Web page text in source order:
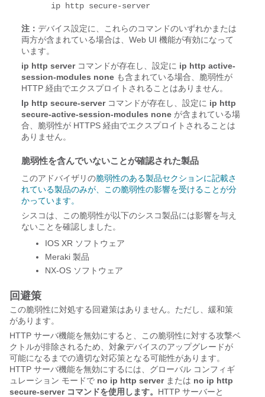
ip http secure-server
注： デバイス設定に、これらのコマンドのいずれかまたは
両方が含まれている場合は、Web UI 機能が有効になって
います。
ip http serverコマンドが存在し、設定に ip http active-
session-modules none も含まれている場合、脆弱性が
HTTP 経由でエクスプロイトされることはありません。
Ip http secure-serverコマンドが存在し、設定に ip http
secure-active-session-modules none が含まれている場
合、脆弱性が HTTPS 経由でエクスプロイトされることは
ありません。
脆弱性を含んでいないことが確認された製品
このアドバイザリの脆弱性のある製品セクションに記載さ
れている製品のみが、この脆弱性の影響を受けることが分
かっています。
シスコは、この脆弱性が以下のシスコ製品には影響を与え
ないことを確認しました。
IOS XR ソフトウェア
Meraki 製品
NX-OS ソフトウェア
回避策
この脆弱性に対処する回避策はありません。ただし、緩和策
があります。
HTTP サーバ機能を無効にすると、この脆弱性に対する攻撃ベ
クトルが排除されるため、対象デバイスのアップグレードが
可能になるまでの適切な対応策となる可能性があります。
HTTP サーバ機能を無効にするには、グローバル コンフィギ
ュレーション モードで no ip http serverまたは no ip http
secure-server コマンドを使用します。 HTTP サーバーと